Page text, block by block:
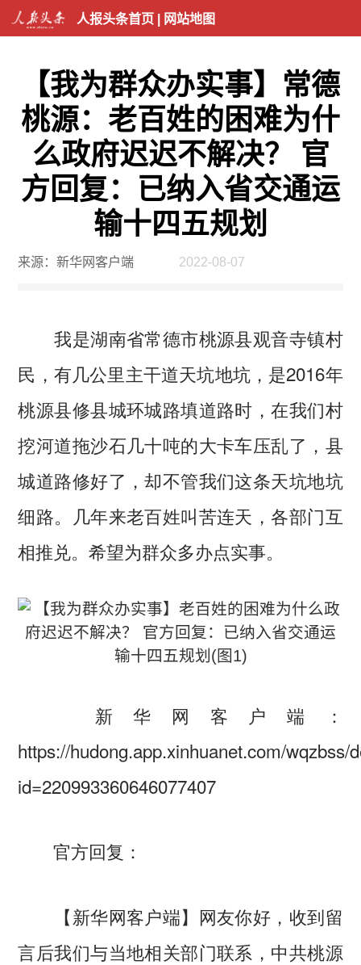
人报头条首页| 网站地图
【我为群众办实事】常德
桃源：老百姓的困难为什
么政府迟迟不解决？ 官
方回复：已纳入省交通运
输十四五规划
来源：新华网客户端 2022-08-07
我是湖南省常德市桃源县观音寺镇村
民，有几公里主干道天坑地坑，是2016年
桃源县修县城环城路填道路时，在我们村
挖河道拖沙石几十吨的大卡车压乱了，县
城道路修好了，却不管我们这条天坑地坑
细路。几年来老百姓叫苦连天，各部门互
相推兑。希望为群众多办点实事。
新华网客户端：
https://hudong.app.xinhuanet.com/wqzbss/
id=220993360646077407
官方回复：
【新华网客户端】网友你好，收到留
言后我们与当地相关部门联系，中共桃源